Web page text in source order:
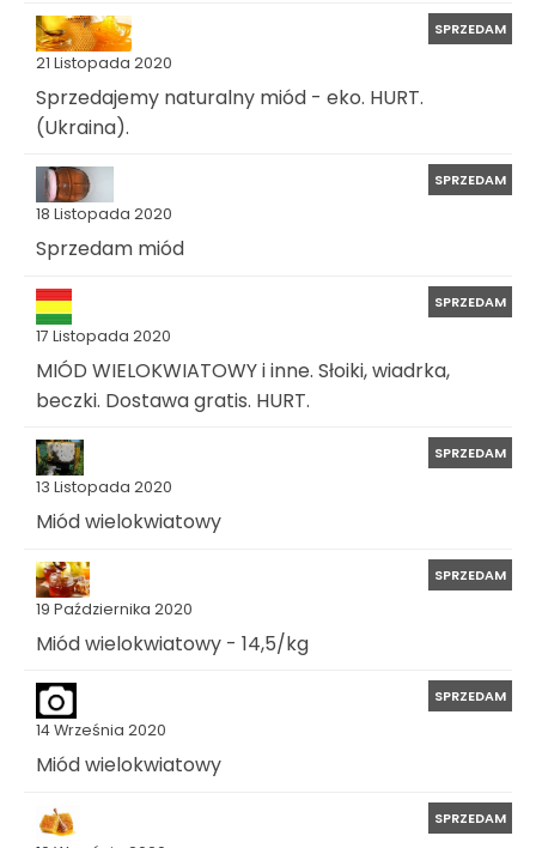
21 Listopada 2020
SPRZEDAM
Sprzedajemy naturalny miód - eko. HURT.
(Ukraina).
18 Listopada 2020
SPRZEDAM
Sprzedam miód
17 Listopada 2020
SPRZEDAM
MIÓD WIELOKWIATOWY i inne. Słoiki, wiadrka,
beczki. Dostawa gratis. HURT.
13 Listopada 2020
SPRZEDAM
Miód wielokwiatowy
19 Października 2020
SPRZEDAM
Miód wielokwiatowy - 14,5/kg
14 Września 2020
SPRZEDAM
Miód wielokwiatowy
SPRZEDAM